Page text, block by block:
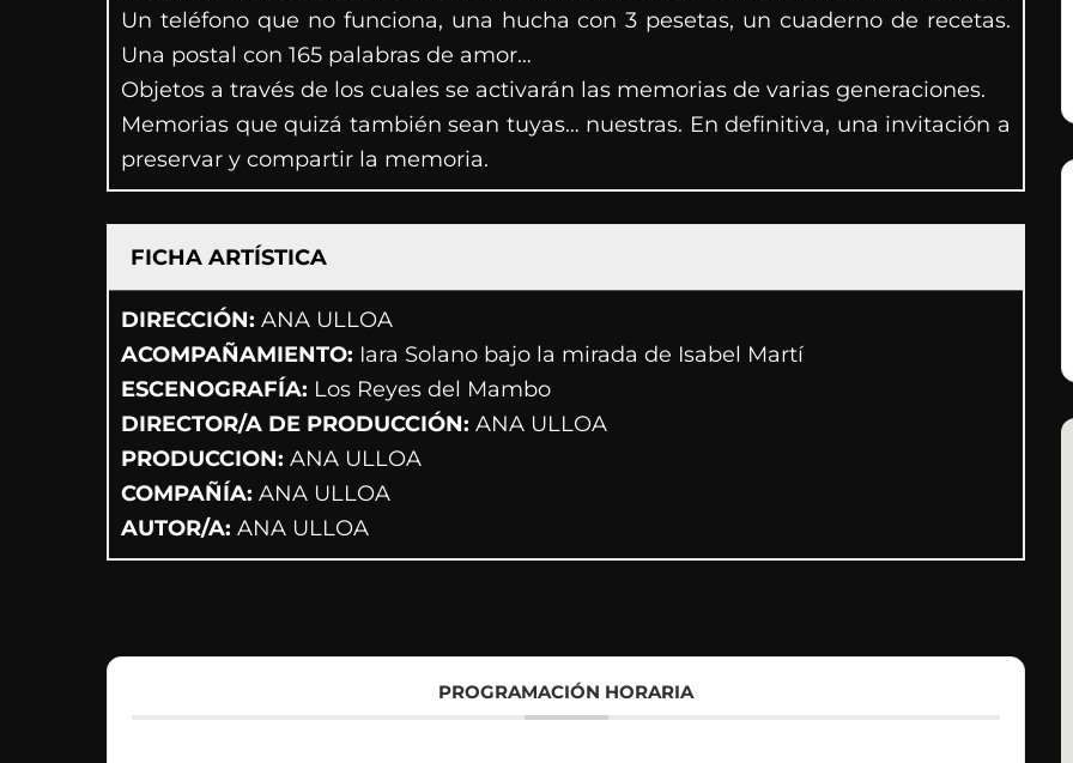
Un teléfono que no funciona, una hucha con 3 pesetas, un cuaderno de recetas.
Una postal con 165 palabras de amor…
Objetos a través de los cuales se activarán las memorias de varias generaciones.
Memorias que quizá también sean tuyas… nuestras. En definitiva, una invitación a
preservar y compartir la memoria.
FICHA ARTÍSTICA
DIRECCIÓN: ANA ULLOA
ACOMPAÑAMIENTO: Iara Solano bajo la mirada de Isabel Martí
ESCENOGRAFÍA: Los Reyes del Mambo
DIRECTOR/A DE PRODUCCIÓN: ANA ULLOA
PRODUCCION: ANA ULLOA
COMPAÑÍA: ANA ULLOA
AUTOR/A: ANA ULLOA
PROGRAMACIÓN HORARIA